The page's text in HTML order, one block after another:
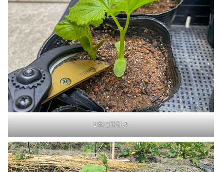
1本に間引き